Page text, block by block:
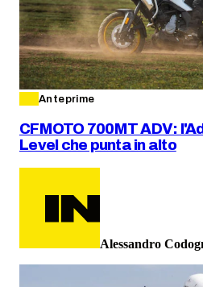
Anteprime
CFMOTO 700MT ADV:
Level che punta in alto
Alessandro